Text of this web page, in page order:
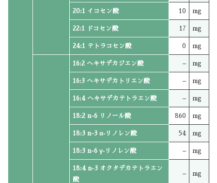
20:1 イコセン酸 10 mg
22:1 ドコセン酸 17 mg
24:1 テトラコセン酸 0 mg
16:2 ヘキサデカジエン酸 – mg
16:3 ヘキサデカトリエン酸 – mg
16:4 ヘキサデカテトラエン酸 – mg
18:2 n-6 リノール酸 860 mg
18:3 n-3 α‐リノレン酸 54 mg
18:3 n-6 γ‐リノレン酸 – mg
18:4 n-3 オクタデカテトラエン
酸
– mg